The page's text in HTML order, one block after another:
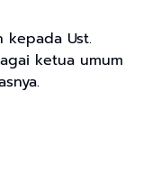
kepada Ust.
ketua umum